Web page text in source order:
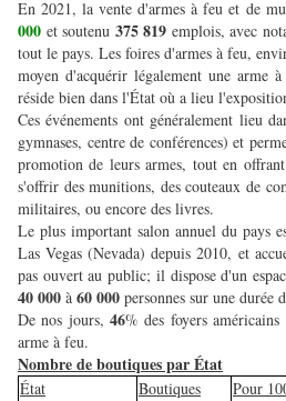
En 2021, la vente d'armes à feu et de
000 et soutenu 375 819 emplois, avec
tout le pays. Les foires d'armes à feu,
moyen d'acquérir légalement une arme
réside bien dans l'État où a lieu
Ces événements ont généralement lieu
gymnases, centre de conférences) et
promotion de leurs armes, tout en
s'offrir des munitions, des couteaux de
militaires, ou encore des livres.
Le plus important salon annuel du pays
Las Vegas (Nevada) depuis 2010, et
pas ouvert au public; il dispose d'un
40 000 à 60 000 personnes sur une durée
De nos jours,46% des foyers
arme à feu.
Nombre de boutiques par État
État Boutiques Pour